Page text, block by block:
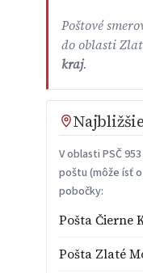
Poštové
do oblasti
kraj.
V oblasti PSČ
poštu (môže ísť
pobočky:
Pošta Čierne
Pošta Zlaté